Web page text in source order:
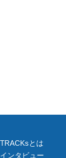
TRACKsとは
インタビュー